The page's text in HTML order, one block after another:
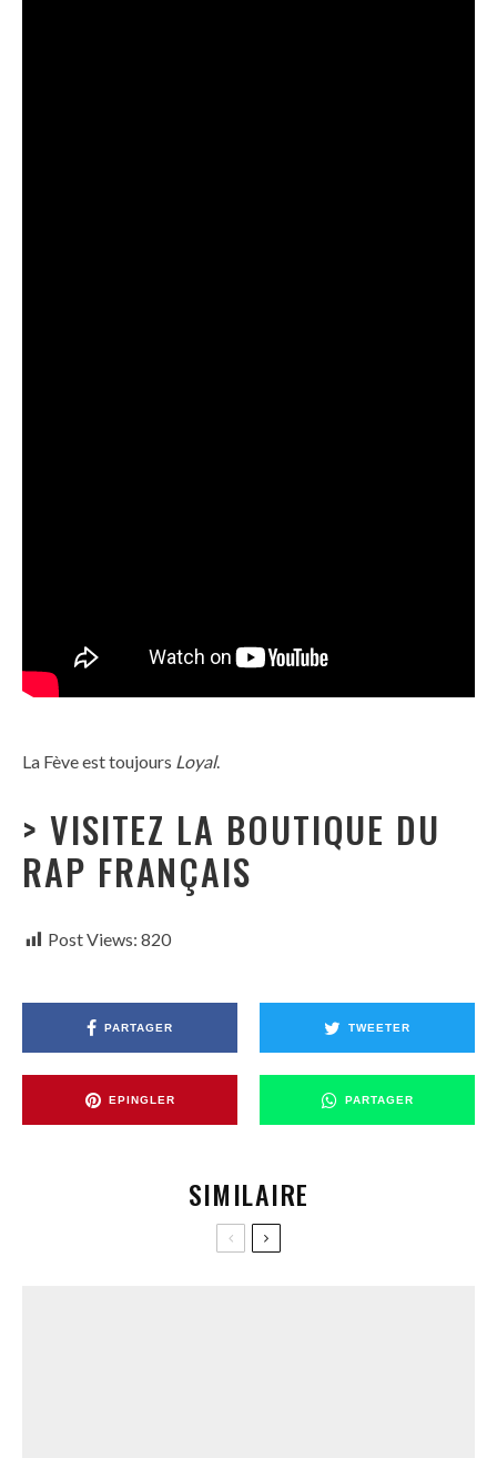
La Fève est toujours Loyal.
> VISITEZ LA BOUTIQUE DU
RAP FRANÇAIS
Post Views: 820
PARTAGER TWEETER
EPINGLER PARTAGER
SIMILAIRE